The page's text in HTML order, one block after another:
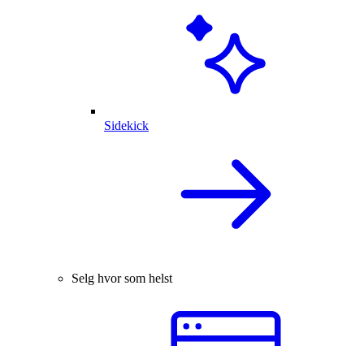
Sidekick
Selg hvor som helst